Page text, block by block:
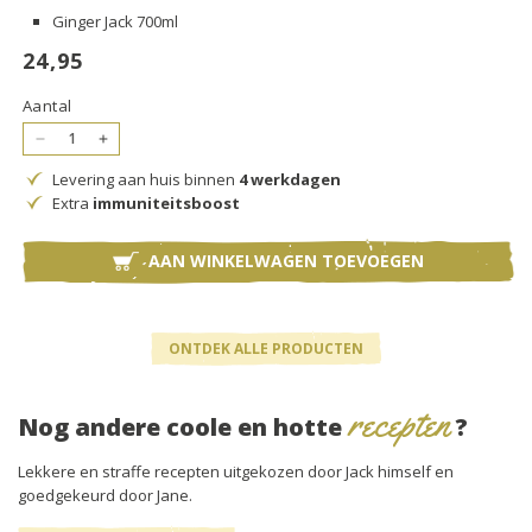
Ginger Jack 700ml
Normale
prijs
24,95
Aantal
Aantal
voor
Ginger
700ml
Aantal
voor
Ginger
700ml
Levering aan huis binnen 4 werkdagen
Extra immuniteitsboost
AAN WINKELWAGEN TOEVOEGEN
ONTDEK ALLE PRODUCTEN
Nog andere coole en hotterecepten?
Lekkere en straffe recepten uitgekozen door Jack himself en
goedgekeurd door Jane.